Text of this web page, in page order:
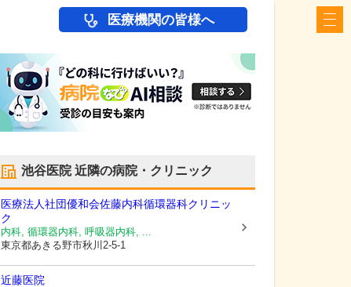
医療機関の皆様へ
池谷医院近隣の病院・クリニック
医療法人社団優和会佐藤内科循環器科クリニッ
ク
内科, 循環器内科, 呼吸器内科, ...
東京都あきる野市秋川2-5-1
近藤医院